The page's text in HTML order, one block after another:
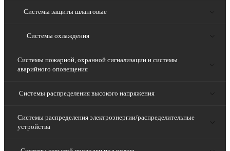
Системы защиты шланговые
Системы охлаждения
Системы пожарной, охранной сигнализации и системы
аварийного оповещения
Системы распределения высокого напряжения
Системы распределения электроэнергии/распределительные
устройства